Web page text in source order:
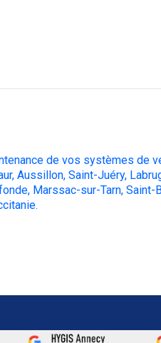
de vos systèmes
Aussillon, Saint-Juéry,
Marssac-sur-Tarn,